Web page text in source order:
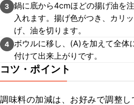
3 鍋に底から4cmほどの揚げ油を
入れます。揚げ色がつき、カリ
げ、油を切ります。
4 ボウルに移し、(A)を加えて全体
付けて出来上がりです。
コツ・ポイント
調味料の加減は、お好みで調整し